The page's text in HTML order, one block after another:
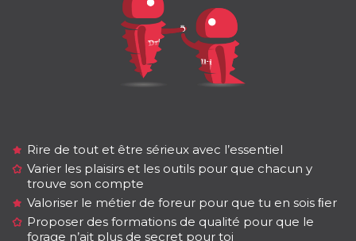
Rire de tout et être sérieux avec l’essentiel
Varier les plaisirs et les outils pour que chacun y
trouve son compte
Valoriser le métier de foreur pour que tu en sois ﬁer
Proposer des formations de qualité pour que le
forage n’ait plus de secret pour toi